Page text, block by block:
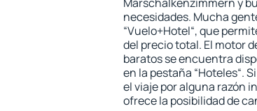
necesidades. Mucha
“Vuelo+Hotel“, que
del precio total. El motor
baratos se encuentra
en la pestaña “Hoteles“.
el viaje por alguna razón
ofrece la posibilidad de